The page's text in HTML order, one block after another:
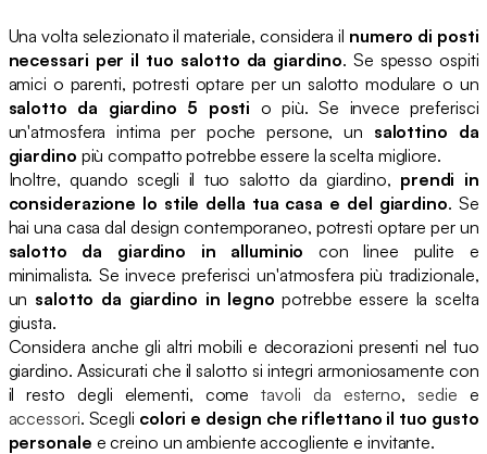
Una volta selezionato il materiale, considera il numero di posti
necessari per il tuo salotto da giardino. Se spesso ospiti
amici o parenti, potresti optare per un salotto modulare o un
salotto da giardino 5 posti o più. Se invece preferisci
un'atmosfera intima per poche persone, un salottino da
giardino più compatto potrebbe essere la scelta migliore.
Inoltre, quando scegli il tuo salotto da giardino, prendi in
considerazione lo stile della tua casa e del giardino. Se
hai una casa dal design contemporaneo, potresti optare per un
salotto da giardino in alluminio con linee pulite e
minimalista. Se invece preferisci un'atmosfera più tradizionale,
un salotto da giardino in legno potrebbe essere la scelta
giusta.
Considera anche gli altri mobili e decorazioni presenti nel tuo
giardino. Assicurati che il salotto si integri armoniosamente con
il resto degli elementi, cometavoli da esterno, sedie e
accessori. Scegli colori e design che riflettano il tuo gusto
personale e creino un ambiente accogliente e invitante.